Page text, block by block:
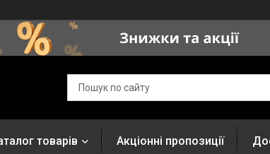
товарів Акціонні пропозиції